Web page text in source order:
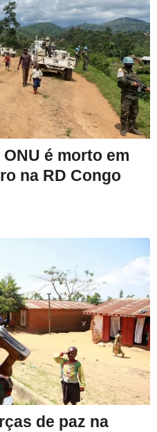
é morto em
na RD Congo
de paz na